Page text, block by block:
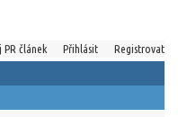
PR článek Přihlásit Registrovat